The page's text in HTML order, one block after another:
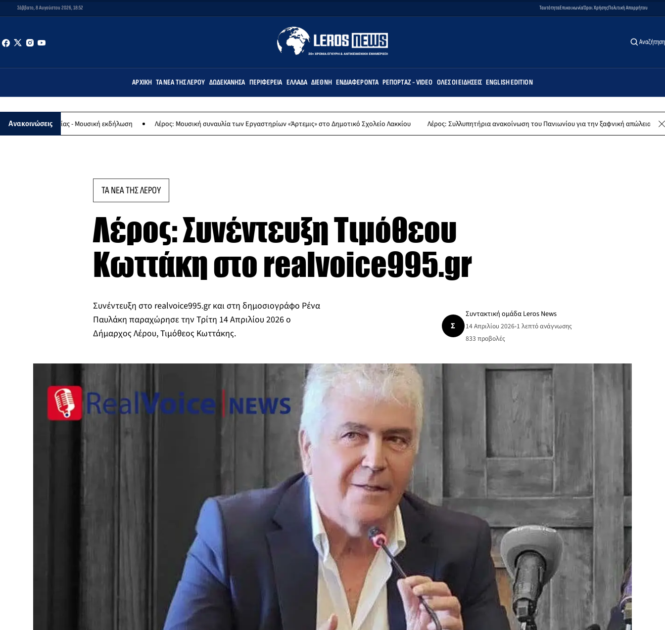
Σάββατο, 8 Αυγούστου 2026, 18:52 ΤαυτότηταΕπικοινωνίαΌροι ΧρήσηςΠολιτική Απορρήτου
Αναζήτηση
ΑΡΧΙΚΉ ΤΑ ΝΈΑ ΤΗΣ ΛΈΡΟΥ ΔΩΔΕΚΆΝΗΣΑ ΠΕΡΙΦΈΡΕΙΑ ΕΛΛΆΔΑ ΔΙΕΘΝΉ ΕΝΔΙΑΦΈΡΟΝΤΑ ΡΕΠΟΡΤΆΖ - VIDEO ΌΛΕΣ ΟΙ ΕΙΔΉΣΕΙΣ ENGLISH EDITION
Ανακοινώσεις- Μουσική εκδήλωση Λέρος: Μουσική συναυλία των Εργαστηρίων «Άρτεμις» στο Δημοτικό Σχολείο Λακκίου Λέρος: Συλλυπητήρια ανακοίνωση του Πανιωνίου για την ξαφνική απώλεια του Δημήτρη
ΤΑ ΝΕΑ ΤΗΣ ΛΕΡΟΥ
Λέρος: Συνέντευξη Τιμόθεου
Κωττάκη στο realvoice995.gr
Συνέντευξη στο realvoice995.gr και στη δημοσιογράφο Ρένα
Παυλάκη παραχώρησε την Τρίτη 14 Απριλίου 2026 ο
Δήμαρχος Λέρου, Τιμόθεος Κωττάκης.
Σ
Συντακτική ομάδα Leros News
14 Απριλίου 2026•1 λεπτό ανάγνωσης
833 προβολές